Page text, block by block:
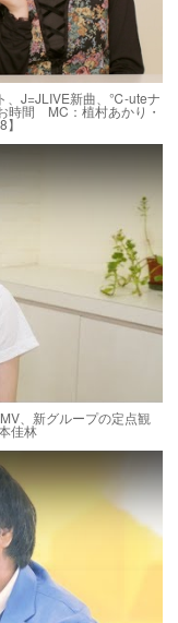
、J=JLIVE新曲、℃-uteナ
時間 MC：植村あかり・
】
、新グループの定点観
佳林